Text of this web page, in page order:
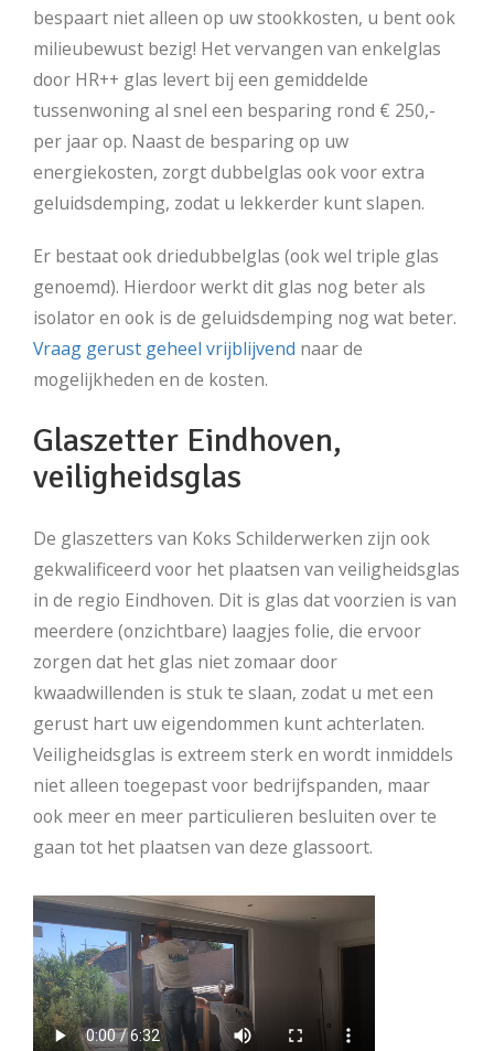
bespaart niet alleen op uw stookkosten, u bent ook
milieubewust bezig! Het vervangen van enkelglas
door HR++ glas levert bij een gemiddelde
tussenwoning al snel een besparing rond € 250,-
per jaar op. Naast de besparing op uw
energiekosten, zorgt dubbelglas ook voor extra
geluidsdemping, zodat u lekkerder kunt slapen.
Er bestaat ook driedubbelglas (ook wel triple glas
genoemd). Hierdoor werkt dit glas nog beter als
isolator en ook is de geluidsdemping nog wat beter.
Vraag gerust geheel vrijblijvend naar de
mogelijkheden en de kosten.
Glaszetter Eindhoven,
veiligheidsglas
De glaszetters van Koks Schilderwerken zijn ook
gekwalificeerd voor het plaatsen van veiligheidsglas
in de regio Eindhoven. Dit is glas dat voorzien is van
meerdere (onzichtbare) laagjes folie, die ervoor
zorgen dat het glas niet zomaar door
kwaadwillenden is stuk te slaan, zodat u met een
gerust hart uw eigendommen kunt achterlaten.
Veiligheidsglas is extreem sterk en wordt inmiddels
niet alleen toegepast voor bedrijfspanden, maar
ook meer en meer particulieren besluiten over te
gaan tot het plaatsen van deze glassoort.